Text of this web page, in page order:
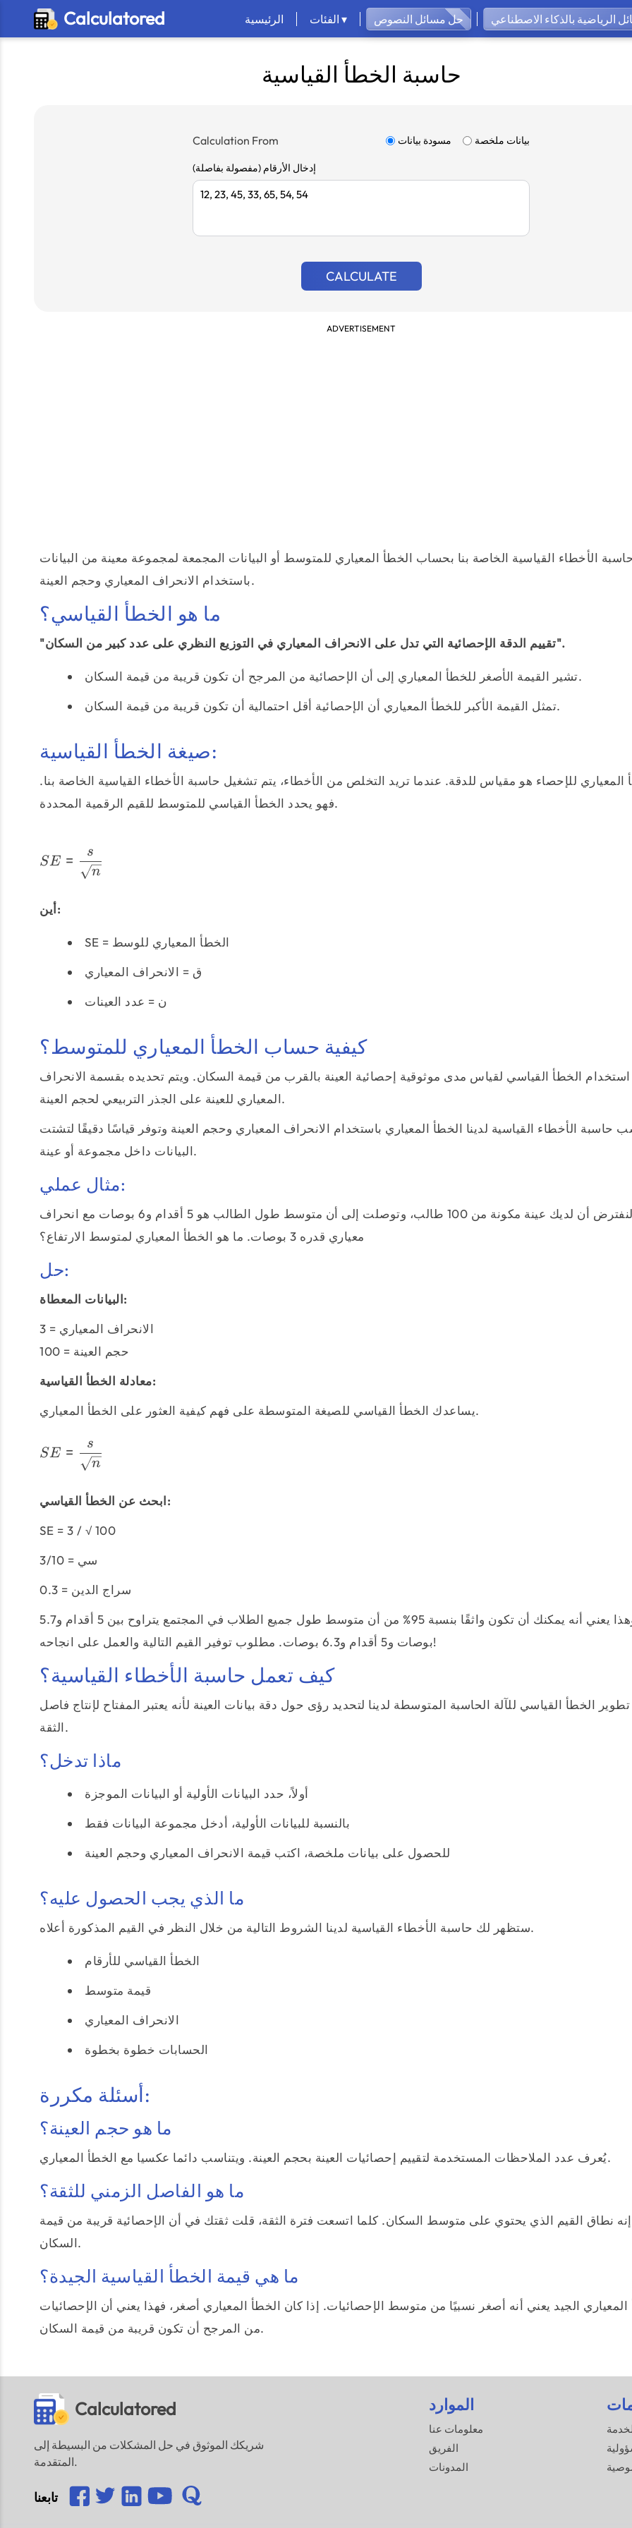
Calculatored الرئيسية الفئات ▾ حل مسائل النصوص الرياضية بالذكاء الاصطناعي
حاسبة الخطأ القياسية
Calculation From مسودة بيانات بيانات ملخصة
إدخال الأرقام (مفصولة بفاصلة)
CALCULATE
ADVERTISEMENT
الأخطاء القياسية الخاصة بنا بحساب الخطأ المعياري للمتوسط أو البيانات المجمعة لمجموعة معينة من البيانات
باستخدام الانحراف المعياري وحجم العينة.
ما هو الخطأ القياسي؟
"تقييم الدقة الإحصائية التي تدل على الانحراف المعياري في التوزيع النظري على عدد كبير من السكان".
تشير القيمة الأصغر للخطأ المعياري إلى أن الإحصائية من المرجح أن تكون قريبة من قيمة السكان.
تمثل القيمة الأكبر للخطأ المعياري أن الإحصائية أقل احتمالية أن تكون قريبة من قيمة السكان.
صيغة الخطأ القياسية:
المعياري للإحصاء هو مقياس للدقة. عندما تريد التخلص من الأخطاء، يتم تشغيل حاسبة الأخطاء القياسية الخاصة بنا.
فهو يحدد الخطأ القياسي للمتوسط للقيم الرقمية المحددة.
SE =
n
s
أين:
كيفية حساب الخطأ المعياري للمتوسط؟
استخدام الخطأ القياسي لقياس مدى موثوقية إحصائية العينة بالقرب من قيمة السكان. ويتم تحديده بقسمة الانحراف
المعياري للعينة على الجذر التربيعي لحجم العينة.
حاسبة الأخطاء القياسية لدينا الخطأ المعياري باستخدام الانحراف المعياري وحجم العينة وتوفر قياسًا دقيقًا لتشتت
البيانات داخل مجموعة أو عينة.
مثال عملي:
لنفترض أن لديك عينة مكونة من 100 طالب، وتوصلت إلى أن متوسط طول الطالب هو 5 أقدام و6 بوصات مع انحراف
معياري قدره 3 بوصات. ما هو الخطأ المعياري لمتوسط الارتفاع؟
حل:
البيانات المعطاة:
الانحراف المعياري = 3
حجم العينة = 100
معادلة الخطأ القياسية:
يساعدك الخطأ القياسي للصيغة المتوسطة على فهم كيفية العثور على الخطأ المعياري.
SE =
n
s
ابحث عن الخطأ القياسي:
SE = 3 / √ 100
سي = 3/10
سراج الدين = 0.3
وهذا يعني أنه يمكنك أن تكون واثقًا بنسبة 95% من أن متوسط طول جميع الطلاب في المجتمع يتراوح بين 5 أقدام و5.7
بوصات و5 أقدام و6.3 بوصات. مطلوب توفير القيم التالية والعمل على انجاحه!
كيف تعمل حاسبة الأخطاء القياسية؟
الخطأ القياسي للآلة الحاسبة المتوسطة لدينا لتحديد رؤى حول دقة بيانات العينة لأنه يعتبر المفتاح لإنتاج فاصل
الثقة.
ماذا تدخل؟
أولاً، حدد البيانات الأولية أو البيانات الموجزة
ما الذي يجب الحصول عليه؟
ستظهر لك حاسبة الأخطاء القياسية لدينا الشروط التالية من خلال النظر في القيم المذكورة أعلاه.
أسئلة مكررة:
ما هو حجم العينة؟
يُعرف عدد الملاحظات المستخدمة لتقييم إحصائيات العينة بحجم العينة. ويتناسب دائما عكسيا مع الخطأ المعياري.
ما هو الفاصل الزمني للثقة؟
إنه نطاق القيم الذي يحتوي على متوسط السكان. كلما اتسعت فترة الثقة، قلت ثقتك في أن الإحصائية قريبة من قيمة
السكان.
ما هي قيمة الخطأ القياسية الجيدة؟
المعياري الجيد يعني أنه أصغر نسبيًا من متوسط الإحصائيات. إذا كان الخطأ المعياري أصغر، فهذا يعني أن الإحصائيات
من المرجح أن تكون قريبة من قيمة السكان.
Calculatored
شريكك الموثوق في حل المشكلات من البسيطة إلى
المتقدمة.
تابعنا
الموارد
معلومات عنا
الفريق
المدونات